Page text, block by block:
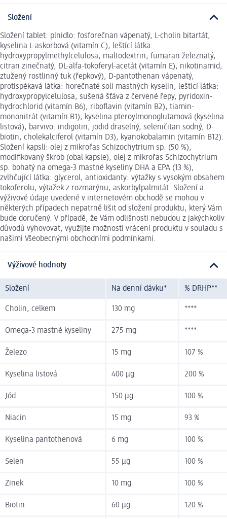
Složení
Složení tablet: plnidlo: fosforečnan vápenatý, L-cholin bitartát,
kyselina L-askorbová (vitamín C), leštící látka:
hydroxypropylmethylcelulosa, maltodextrin, fumaran železnatý,
citran zinečnatý, DL-alfa-tokoferyl-acetát (vitamín E), nikotinamid,
ztužený rostlinný tuk (řepkový), D-pantothenan vápenatý,
protispékavá látka: horečnaté soli mastných kyselin, leštící látka:
hydroxypropylcelulosa, sušená šťáva z červené řepy, pyridoxin-
hydrochlorid (vitamín B6), riboflavin (vitamín B2), tiamin-
mononitrát (vitamín B1), kyselina pteroylmonoglutamová (kyselina
listová), barvivo: indigotin, jodid draselný, seleničitan sodný, D-
biotin, cholekalciferol (vitamín D3), kyanokobalamin (vitamín B12).
Složení kapslí: olej z mikrořas Schizochytrium sp. (50 %),
modifikovaný škrob (obal kapsle), olej z mikrořas Schizochytrium
sp. bohatý na omega-3 mastné kyseliny DHA a EPA (13 %),
zvlhčující látka: glycerol, antioxidanty: výtažky s vysokým obsahem
tokoferolu, výtažek z rozmarýnu, askorbylpalmitát. Složení a
výživové údaje uvedené v internetovém obchodě se mohou v
některých případech nepatrně lišit od složení produktu, který Vám
bude doručený. V případě, že Vám odlišnosti nebudou z jakýchkoliv
důvodů vyhovovat, využijte možnosti vrácení produktu v souladu s
našimi Všeobecnými obchodními podmínkami.
Výživové hodnoty
Složení Na denní dávku* % DRHP**
Cholin, celkem 130 mg ****
Omega-3 mastné kyseliny 275 mg ****
Železo 15 mg 107 %
Kyselina listová 400 µg 200 %
Jód 150 µg 100 %
Niacin 15 mg 93 %
Kyselina pantothenová 6 mg 100 %
Selen 55 µg 100 %
Zinek 10 mg 100 %
Biotin 60 µg 120 %